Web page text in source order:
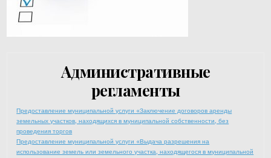
Административные
регламенты
Предоставление муниципальной услуги «Заключение договоров аренды
земельных участков, находящихся в муниципальной собственности, без
проведения торгов
Предоставление муниципальной услуги «Выдача разрешения на
использование земель или земельного участка, находящегося в муниципальной